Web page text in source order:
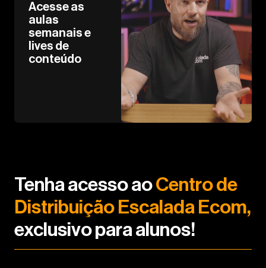
Acesse as
aulas
semanais e
lives de
conteúdo
Tenha acesso aoCentro de
Distribuição Escalada Ecom,
exclusivo para alunos!